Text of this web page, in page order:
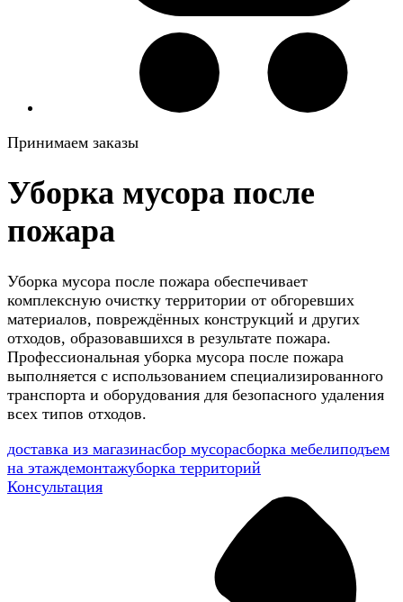
Принимаем заказы
Уборка мусора после
пожара
Уборка мусора после пожара обеспечивает
комплексную очистку территории от обгоревших
материалов, повреждённых конструкций и других
отходов, образовавшихся в результате пожара.
Профессиональная уборка мусора после пожара
выполняется с использованием специализированного
транспорта и оборудования для безопасного удаления
всех типов отходов.
доставка из магазинасбор мусорасборка мебелиподъем
на этаждемонтажуборка территорий
Консультация